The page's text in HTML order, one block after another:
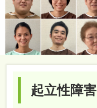
起立性障害